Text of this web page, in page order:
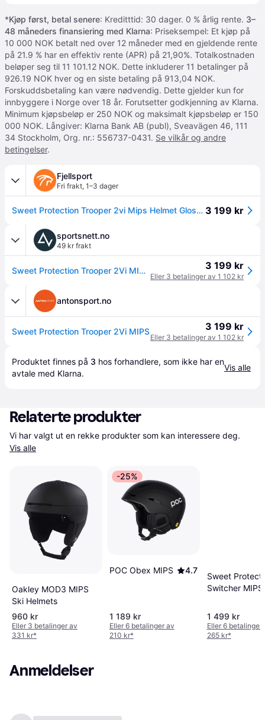
*Kjøp først, betal senere: Kreditttid: 30 dager. 0 % årlig rente. 3–
48 måneders finansiering med Klarna: Priseksempel: Et kjøp på
10 000 NOK betalt ned over 12 måneder med en gjeldende rente
på 21.9 % har en effektiv rente (APR) på 21,90%. Totalkostnaden
beløper seg til 11 101.12 NOK. Dette inkluderer 11 betalinger på
926.19 NOK hver og en siste betaling på 913,04 NOK.
Forskuddsbetaling kan være nødvendig. Dette gjelder kun for
innbyggere i Norge over 18 år. Forutsetter godkjenning av Klarna.
Minimum kjøpsbeløp er 250 NOK og maksimalt kjøpsbeløp er 150
000 NOK. Långiver: Klarna Bank AB (publ), Sveavägen 46, 111
34 Stockholm, Org. nr.: 556737-0431. Se vilkår og andre
betingelser.
Fjellsport
Fri frakt, 1–3 dager
Sweet Protection Trooper 2vi Mips Helmet Gloss White S/M 3 199 kr
sportsnett.no
49 kr frakt
Sweet Protection Trooper 2Vi MIPS Helmet 3 199 kr
Eller 3 betalinger av 1 102 kr
antonsport.no
Sweet Protection Trooper 2Vi MIPS 3 199 kr
Eller 3 betalinger av 1 102 kr
Produktet finnes på 3 hos forhandlere, som ikke har en
avtale med Klarna.
Vis alle
Relaterte produkter
Vis alle
Oakley MOD3 MIPS
Ski Helmets
960 kr
Eller 3 betalinger av
331 kr*
-25%
POC Obex MIPS 4.7
1 189 kr
Eller 6 betalinger av
210 kr*
Sweet
Switcher MIPS
1 499 kr
Eller 6 betalinger
265 kr*
Anmeldelser